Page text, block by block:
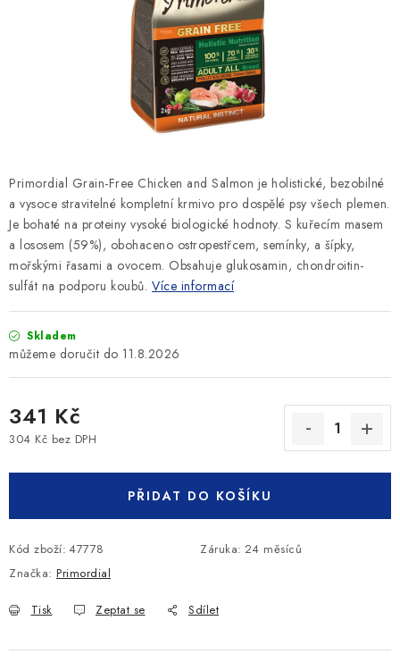
Kontakty
Obchodní podmínky
Primordial Grain-Free Chicken and Salmon je holistické, bezobilné
a vysoce stravitelné kompletní krmivo pro dospělé psy všech plemen.
Je bohaté na proteiny vysoké biologické hodnoty. S kuřecím masem
a lososem (59%), obohaceno ostropestřcem, semínky, a šípky,
mořskými řasami a ovocem. Obsahuje glukosamin, chondroitin-
sulfát na podporu koubů. Více informací
Skladem
11.8.2026
341 Kč
304 Kč bez DPH
PŘIDAT DO KOŠÍKU
Kód zboží: 47778 Záruka: 24 měsíců
Značka: Primordial
Tisk Zeptat se Sdílet